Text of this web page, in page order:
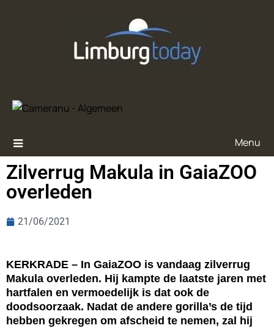
Menu
Zilverrug Makula in GaiaZOO
overleden
21/06/2021
KERKRADE – In GaiaZOO is vandaag zilverrug
Makula overleden. Hij kampte de laatste jaren met
hartfalen en vermoedelijk is dat ook de
doodsoorzaak. Nadat de andere gorilla’s de tijd
hebben gekregen om afscheid te nemen, zal hij